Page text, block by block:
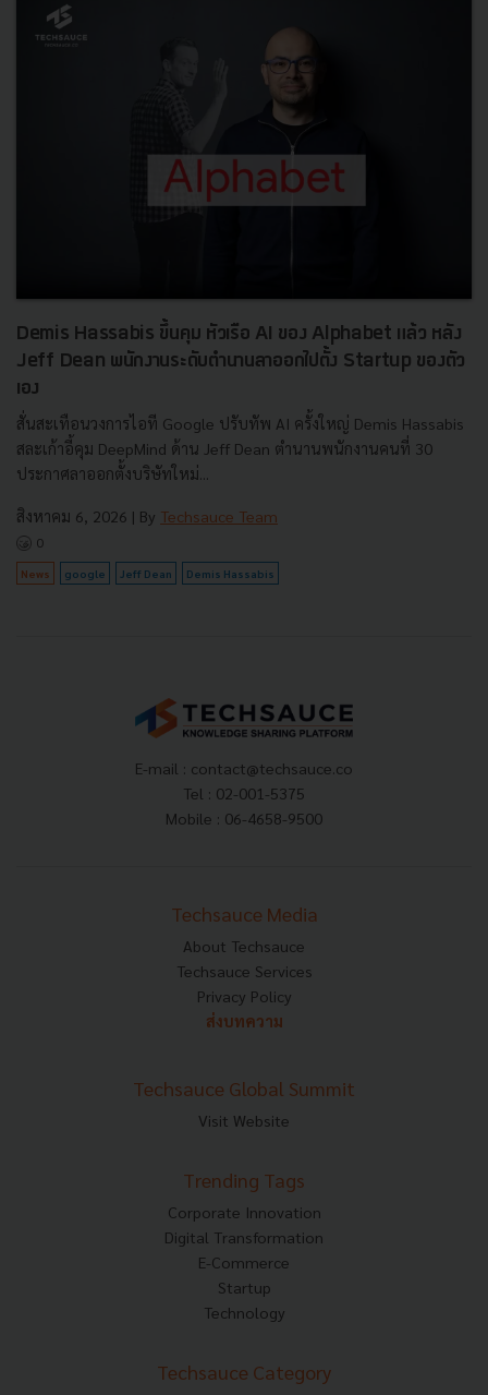
Demis Hassabis ขึ้นคุม หัวเรือ AI ของ Alphabet แล้ว หลัง
Jeff Dean พนักงานระดับตำนานลาออกไปตั้ง Startup ของตัว
เอง
สั่นสะเทือนวงการไอที Google ปรับทัพ AI ครั้งใหญ่ Demis Hassabis
สละเก้าอี้คุม DeepMind ด้าน Jeff Dean ตำนานพนักงานคนที่ 30
ประกาศลาออกตั้งบริษัทใหม่...
สิงหาคม 6, 2026 | By Techsauce Team
0
News google Jeff Dean Demis Hassabis
E-mail : contact@techsauce.co
Tel : 02-001-5375
Mobile : 06-4658-9500
Techsauce Media
About Techsauce
Techsauce Services
Privacy Policy
ส่งบทความ
Techsauce Global Summit
Visit Website
Trending Tags
Corporate Innovation
Digital Transformation
E-Commerce
Startup
Technology
Techsauce Category